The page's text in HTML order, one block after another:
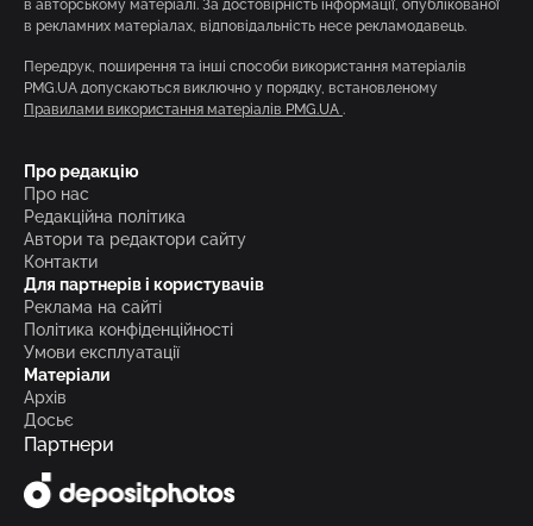
в авторському матеріалі. За достовірність інформації, опублікованої
в рекламних матеріалах, відповідальність несе рекламодавець.
Передрук, поширення та інші способи використання матеріалів
PMG.UA допускаються виключно у порядку, встановленому
Правилами використання матеріалів PMG.UA .
Про редакцію
Про нас
Редакційна політика
Автори та редактори сайту
Контакти
Для партнерів і користувачів
Реклама на сайті
Політика конфіденційності
Умови експлуатації
Матеріали
Архів
Досьє
Партнери